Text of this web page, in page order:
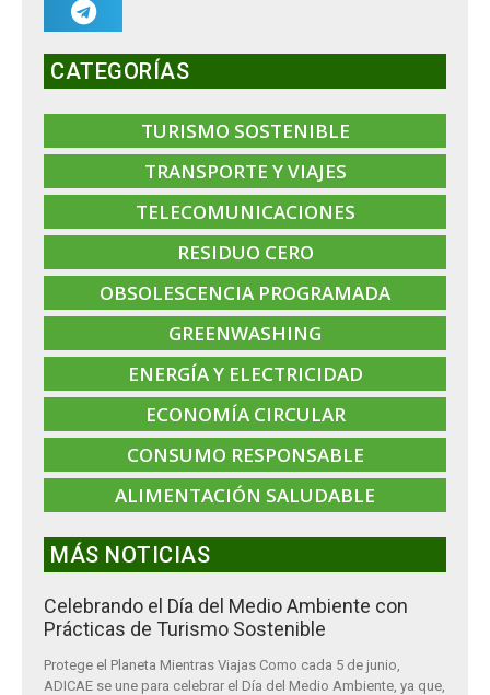
CATEGORÍAS
TURISMO SOSTENIBLE
TRANSPORTE Y VIAJES
TELECOMUNICACIONES
RESIDUO CERO
OBSOLESCENCIA PROGRAMADA
GREENWASHING
ENERGÍA Y ELECTRICIDAD
ECONOMÍA CIRCULAR
CONSUMO RESPONSABLE
ALIMENTACIÓN SALUDABLE
MÁS NOTICIAS
Celebrando el Día del Medio Ambiente con
Prácticas de Turismo Sostenible
Protege el Planeta Mientras Viajas Como cada 5 de junio,
ADICAE se une para celebrar el Día del Medio Ambiente, ya que,